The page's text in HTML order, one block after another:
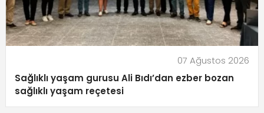
07 Ağustos 2026
Sağlıklı yaşam gurusu Ali Bıdı’dan ezber bozan
sağlıklı yaşam reçetesi